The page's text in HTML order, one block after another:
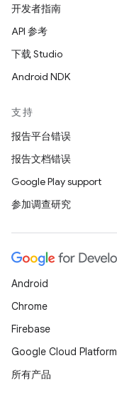
开发者指南
API 参考
下载 Studio
Android NDK
支持
报告平台错误
报告文档错误
Google Play support
参加调查研究
Android
Chrome
Firebase
Google Cloud Platform
所有产品